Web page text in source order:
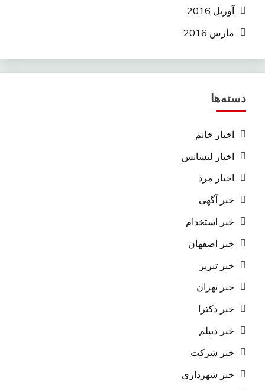
آوریل 2016
مارس 2016
دسته‌ها
اخبار خانم
اخبار لیسانس
اخبار مرد
خبر آگهی
خبر استخدام
خبر اصفهان
خبر تبریز
خبر تهران
خبر دکترا
خبر دیپلم
خبر شرکت
خبر شهرداری